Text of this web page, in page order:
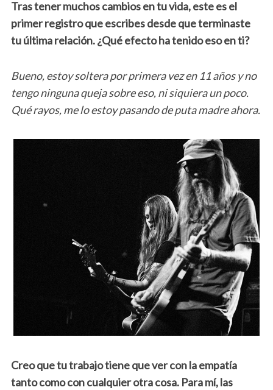
Tras tener muchos cambios en tu vida, este es el
primer registro que escribes desde que terminaste
tu última relación. ¿Qué efecto ha tenido eso en ti?
Bueno, estoy soltera por primera vez en 11 años y no
tengo ninguna queja sobre eso, ni siquiera un poco.
Qué rayos, me lo estoy pasando de puta madre ahora.
Creo que tu trabajo tiene que ver con la empatía
tanto como con cualquier otra cosa. Para mí, las